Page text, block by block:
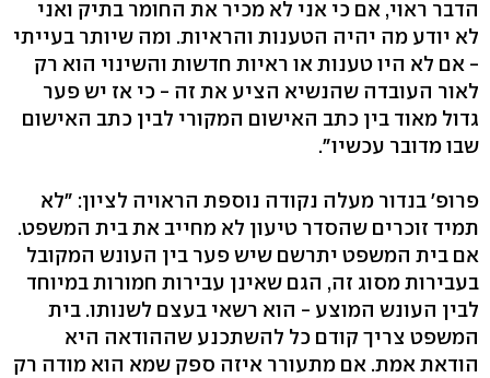
הדבר ראוי, אם כי אני לא מכיר את החומר בתיק ואני
לא יודע מה יהיה הטענות והראיות. ומה שיותר בעייתי
- אם לא היו טענות או ראיות חדשות והשינוי הוא רק
לאור העובדה שהנשיא הציע את זה - כי אז יש פער
גדול מאוד בין כתב האישום המקורי לבין כתב האישום
שבו מדובר עכשיו".
פרופ' בנדור מעלה נקודה נוספת הראויה לציון: "לא
תמיד זוכרים שהסדר טיעון לא מחייב את בית המשפט.
אם בית המשפט יתרשם שיש פער בין העונש המקובל
בעבירות מסוג זה, הגם שאינן עבירות חמורות במיוחד
לבין העונש המוצע - הוא רשאי בעצם לשנותו. בית
המשפט צריך קודם כל להשתכנע שההודאה היא
הודאת אמת. אם מתעורר איזה ספק שמא הוא מודה רק